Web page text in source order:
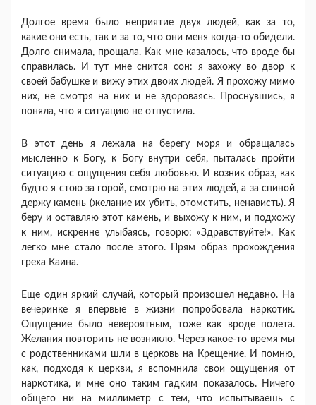
Долгое время было неприятие двух людей, как за то,
какие они есть, так и за то, что они меня когда-то обидели.
Долго снимала, прощала. Как мне казалось, что вроде бы
справилась. И тут мне снится сон: я захожу во двор к
своей бабушке и вижу этих двоих людей. Я прохожу мимо
них, не смотря на них и не здороваясь. Проснувшись, я
поняла, что я ситуацию не отпустила.
В этот день я лежала на берегу моря и обращалась
мысленно к Богу, к Богу внутри себя, пыталась пройти
ситуацию с ощущения себя любовью. И возник образ, как
будто я стою за горой, смотрю на этих людей, а за спиной
держу камень (желание их убить, отомстить, ненависть). Я
беру и оставляю этот камень, и выхожу к ним, и подхожу
к ним, искренне улыбаясь, говорю: «Здравствуйте!». Как
легко мне стало после этого. Прям образ прохождения
греха Каина.
Еще один яркий случай, который произошел недавно. На
вечеринке я впервые в жизни попробовала нapкoтик.
Ощущение было невероятным, тоже как вроде полета.
Желания повторить не возникло. Через какое-то время мы
с родственниками шли в церковь на Крещение. И помню,
как, подходя к церкви, я вспомнила свои ощущения от
наркотика, и мне оно таким гадким показалось. Ничего
общего ни на миллиметр с тем, что испытываешь с